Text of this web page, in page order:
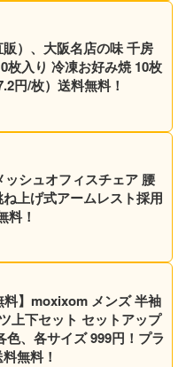
販）、大阪名店の味 千房
枚入り 冷凍お好み焼 10枚
円/枚）送料無料！
ッシュオフィスチェア 腰
上げ式アームレスト採用
料！
料】moxixom メンズ 半袖
上下セット セットアップ
色、各サイズ 999円！プラ
無料！